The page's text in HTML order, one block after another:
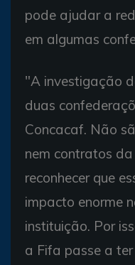
pode ajudar a
em algumas
"A investigação
duas
Concacaf. Não
nem contratos
reconhecer que
impacto enorme
instituição. Por
a Fifa passe a